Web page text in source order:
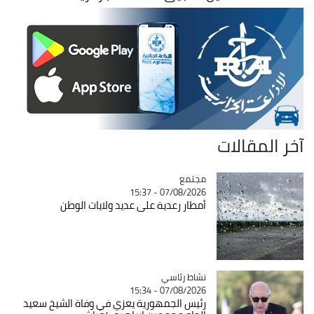
آخر المقالات
Catégorie
مجتمع
07/08/2026 - 15:37
أمطار رعدية على عديد ولايات الوطن
Catégorie
نشاط رئاسي
07/08/2026 - 15:34
رئيس الجمهورية يعزي في وفاة الشيخ سعيد